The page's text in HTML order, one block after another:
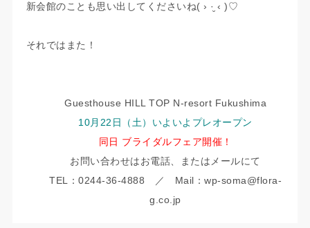
新会館のことも思い出してくださいね( › ·̮ ‹ )♡
それではまた！
Guesthouse HILL TOP N-resort Fukushima
10月22日（土）いよいよプレオープン
同日 ブライダルフェア開催！
お問い合わせはお電話、またはメールにて
TEL：0244-36-4888 ／ Mail：wp-soma@flora-
g.co.jp